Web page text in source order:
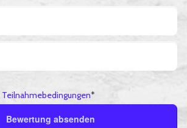
Teilnahmebedingungen*
Bewertung absenden